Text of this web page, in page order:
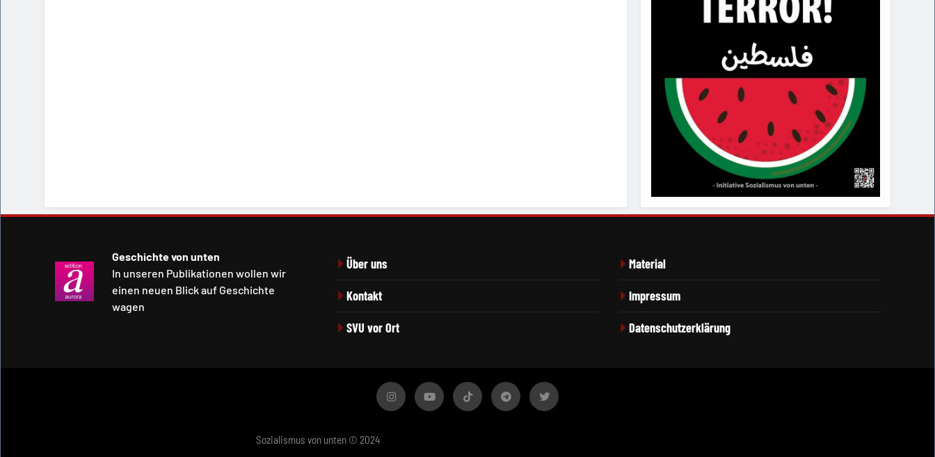
Geschichte von unten
In unseren Publikationen wollen wir
einen neuen Blick auf Geschichte
wagen
Über uns
Kontakt
SVU vor Ort
Material
Impressum
Datenschutzerklärung
Sozialismus von unten © 2024